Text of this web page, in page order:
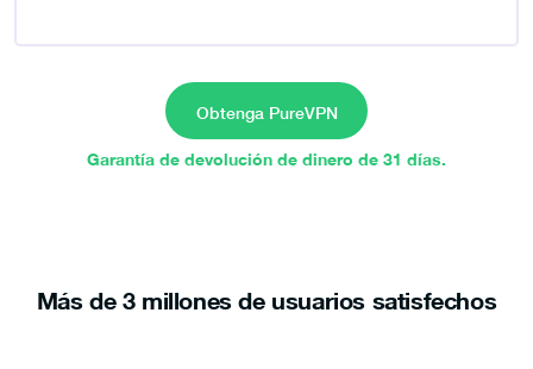
Obtenga PureVPN
Garantía de devolución de dinero de 31 días.
Más de 3 millones de usuarios satisfechos